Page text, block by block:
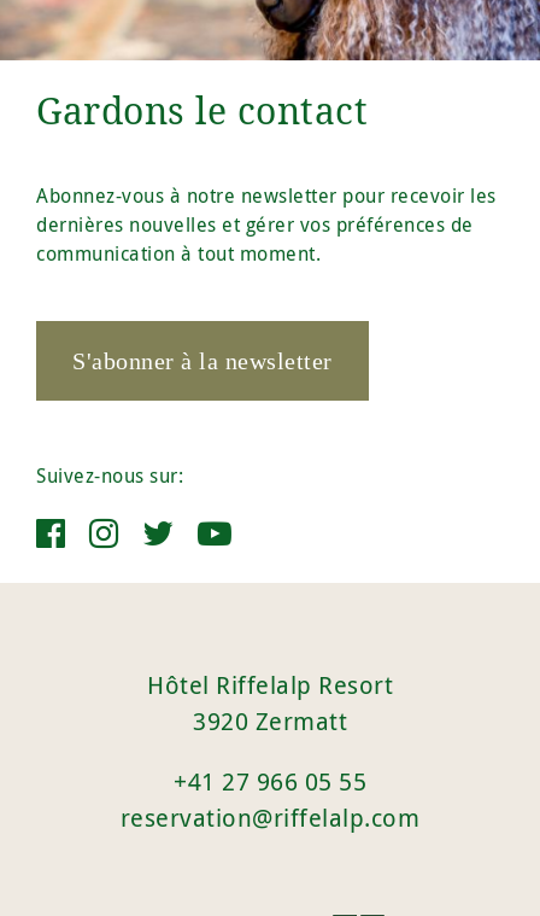
Gardons le contact
Abonnez-vous à notre newsletter pour recevoir les
dernières nouvelles et gérer vos préférences de
communication à tout moment.
S'abonner à la newsletter
Suivez-nous sur:
Hôtel Riffelalp Resort
3920 Zermatt
+41 27 966 05 55
reservation@riffelalp.com